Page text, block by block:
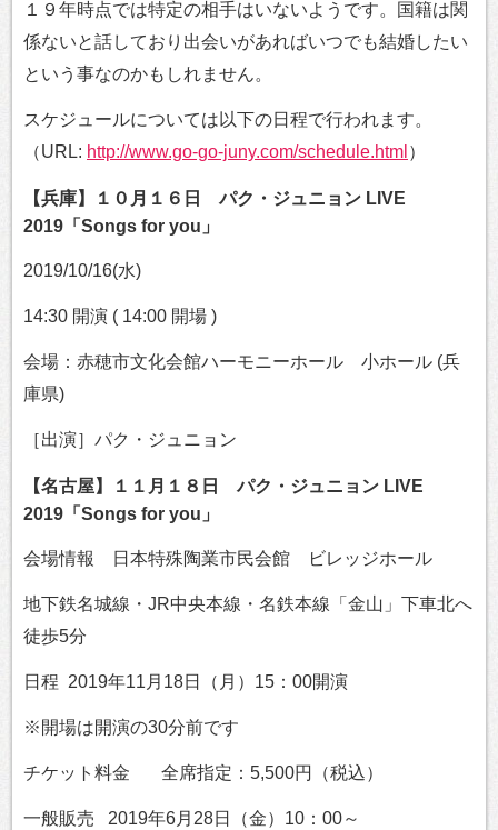
１９年時点では特定の相手はいないようです。国籍は関
係ないと話しており出会いがあればいつでも結婚したい
という事なのかもしれません。
スケジュールについては以下の日程で行われます。
（URL: http://www.go-go-juny.com/schedule.html ）
【兵庫】１０月１６日 パク・ジュニョン LIVE
2019「Songs for you」
2019/10/16(水)
14:30 開演 ( 14:00 開場 )
会場：赤穂市文化会館ハーモニーホール 小ホール (兵
庫県)
［出演］パク・ジュニョン
【名古屋】１１月１８日 パク・ジュニョン LIVE
2019「Songs for you」
会場情報 日本特殊陶業市民会館 ビレッジホール
地下鉄名城線・JR中央本線・名鉄本線「金山」下車北へ
徒歩5分
日程 2019年11月18日（月）15：00開演
※開場は開演の30分前です
チケット料金 全席指定：5,500円（税込）
一般販売 2019年6月28日（金）10：00～